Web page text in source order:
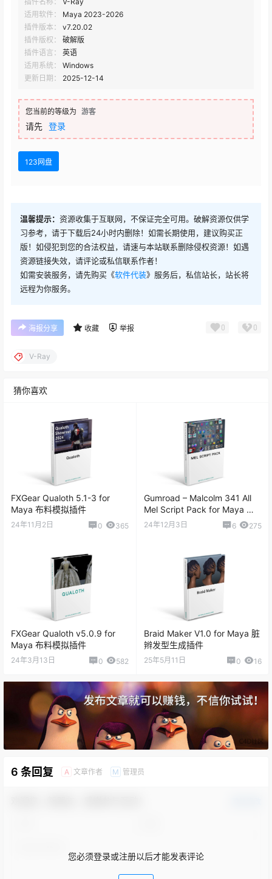
VRay V6.20.00
适用软件：
Maya 2023-2026
插件版本：
v7.20.02
插件版权：
破解版
插件语言：
英语
适用系统：
Windows
更新日期：
2025-12-14
您当前的等级为 游客
请先 登录
123网盘
温馨提示： 资源收集于互联网，不保证完全可用。破解资源仅供学
习参考，请于下载后24小时内删除！如需长期使用，建议购买正
版！如侵犯到您的合法权益，请速与本站联系删除侵权资源！如遇
资源链接失效，请评论或私信联系作者！
如需安装服务，请先购买《软件代装》服务后，私信站长，站长将
远程为你服务。
海报分享 收藏 举报 0 0
V-Ray
猜你喜欢
FXGear Qualoth 5.1-3 for
Maya 布料模拟插件
24年11月2日 0 365
Gumroad – Malcolm 341 All
Mel Script Pack for Maya 展
UV贴图实用小脚本
24年12月3日 6 275
FXGear Qualoth v5.0.9 for
Maya 布料模拟插件
24年3月13日 0 582
Braid Maker V1.0 for Maya 脏
辫发型生成插件
25年5月11日 0 16
6 条回复 A 文章作者 M 管理员
您必须登录或注册以后才能发表评论